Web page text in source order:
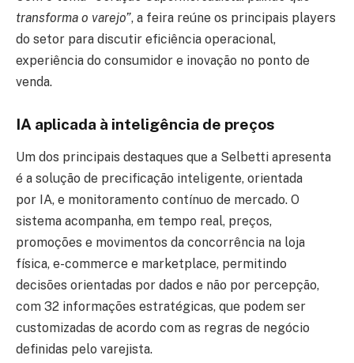
transforma o varejo”, a feira reúne os principais players
do setor para discutir eficiência operacional,
experiência do consumidor e inovação no ponto de
venda.
IA aplicada à inteligência de preços
Um dos principais destaques que a Selbetti apresenta
é a solução de precificação inteligente, orientada
por IA, e monitoramento contínuo de mercado. O
sistema acompanha, em tempo real, preços,
promoções e movimentos da concorrência na loja
física, e-commerce e marketplace, permitindo
decisões orientadas por dados e não por percepção,
com 32 informações estratégicas, que podem ser
customizadas de acordo com as regras de negócio
definidas pelo varejista.